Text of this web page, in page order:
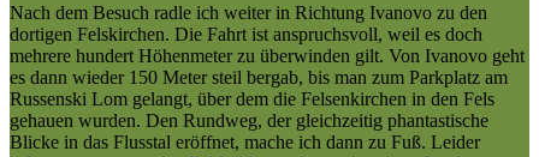
Nach dem Besuch radle ich weiter in Richtung Ivanovo zu den
dortigen Felskirchen. Die Fahrt ist anspruchsvoll, weil es doch
mehrere hundert Höhenmeter zu überwinden gilt. Von Ivanovo geht
es dann wieder 150 Meter steil bergab, bis man zum Parkplatz am
Russenski Lom gelangt, über dem die Felsenkirchen in den Fels
gehauen wurden. Den Rundweg, der gleichzeitig phantastische
Blicke in das Flusstal eröffnet, mache ich dann zu Fuß. Leider